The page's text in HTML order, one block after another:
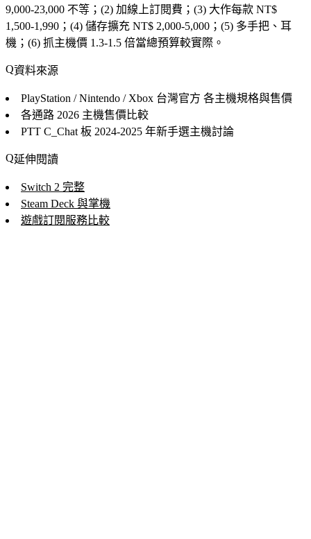
9,000-23,000 不等；(2) 加線上訂閱費；(3) 大作每款 NT$
1,500-1,990；(4) 儲存擴充 NT$ 2,000-5,000；(5) 多手把、耳
機；(6) 抓主機價 1.3-1.5 倍當總預算較實際。
資料來源
PlayStation / Nintendo / Xbox 台灣官方 各主機規格與售價
各通路 2026 主機售價比較
PTT C_Chat 板 2024-2025 年新手選主機討論
延伸閱讀
Switch 2 完整
Steam Deck 與掌機
遊戲訂閱服務比較